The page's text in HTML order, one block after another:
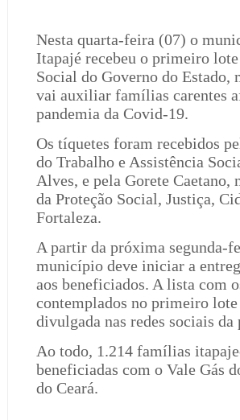
Nesta quarta-feira (07) o
Itapajé recebeu o primeiro lote
Social do Governo do Estado,
vai auxiliar famílias carentes
pandemia da Covid-19.
Os tíquetes foram recebidos
do Trabalho e Assistência
Alves, e pela Gorete Caetano,
da Proteção Social, Justiça,
Fortaleza.
A partir da próxima segunda-
município deve iniciar a
aos beneficiados. A lista com
contemplados no primeiro lote
divulgada nas redes sociais
Ao todo, 1.214 famílias
beneficiadas com o Vale Gás
do Ceará.